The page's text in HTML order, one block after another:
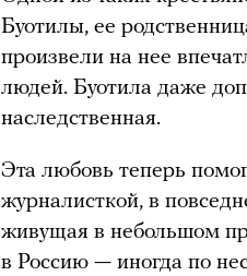
Буотилы, ее
произвели на нее
людей. Буотила даже
наследственная.
Эта любовь теперь
журналисткой, в
живущая в небольшом
в Россию — иногда по